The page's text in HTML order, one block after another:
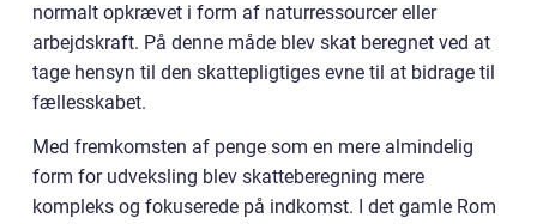
normalt opkrævet i form af naturressourcer eller
arbejdskraft. På denne måde blev skat beregnet ved at
tage hensyn til den skattepligtiges evne til at bidrage til
fællesskabet.
Med fremkomsten af penge som en mere almindelig
form for udveksling blev skatteberegning mere
kompleks og fokuserede på indkomst. I det gamle Rom